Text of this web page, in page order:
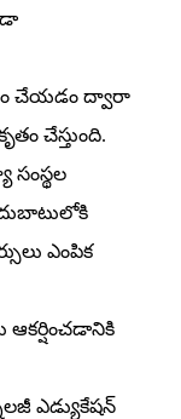
చేయడం ద్వారా
చేస్తుంది.
ఎంపిక
ఆకర్షించడానికి
ఎడ్యుకేషన్‌